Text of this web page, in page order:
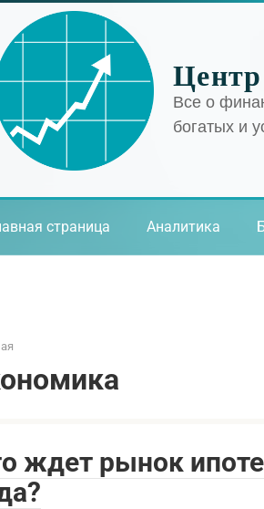
Все о
богатых и
страница Аналитика
ждет рынок